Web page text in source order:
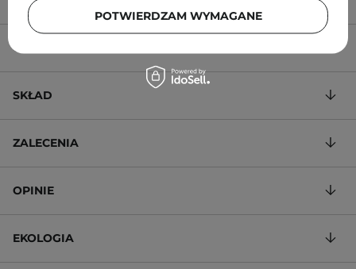
OPIS PRODUKTU
SKŁAD
ZALECENIA
OPINIE
EKOLOGIA
POTWIERDZAM WYMAGANE